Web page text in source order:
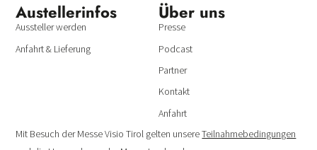
Austeller­infos
Aussteller werden
Anfahrt & Lieferung
Über uns
Presse
Podcast
Partner
Kontakt
Anfahrt
Mit Besuch der Messe Visio Tirol gelten unsereTeilnahmebedingungen